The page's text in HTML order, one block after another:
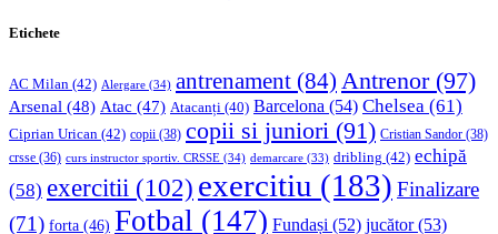
Etichete
AC Milan (42) Alergare (34) antrenament (84) Antrenor(97)
Arsenal (48) Atac (47) Atacanți (40) Barcelona (54) Chelsea (61)
Ciprian Urican (42) copii (38) copii si juniori (91) Cristian Sandor (38)
crsse (36) curs instructor sportiv. CRSSE (34) demarcare (33) dribling (42) echipă
(58) exercitii (102) exercitiu (183) Finalizare
(71) forta (46) Fotbal (147) Fundași (52) jucător(53)